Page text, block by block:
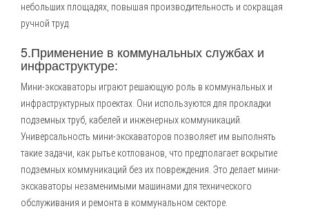
небольших площадях, повышая производительность и сокращая
ручной труд.
5.Применение в коммунальных службах и
инфраструктуре:
Мини-экскаваторы играют решающую роль в коммунальных и
инфраструктурных проектах. Они используются для прокладки
подземных труб, кабелей и инженерных коммуникаций.
Универсальность мини-экскаваторов позволяет им выполнять
такие задачи, как рытье котлованов, что предполагает вскрытие
подземных коммуникаций без их повреждения. Это делает мини-
экскаваторы незаменимыми машинами для технического
обслуживания и ремонта в коммунальном секторе.